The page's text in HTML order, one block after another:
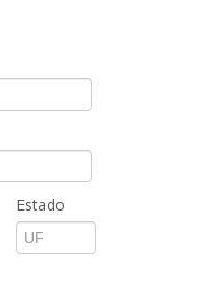
Estado